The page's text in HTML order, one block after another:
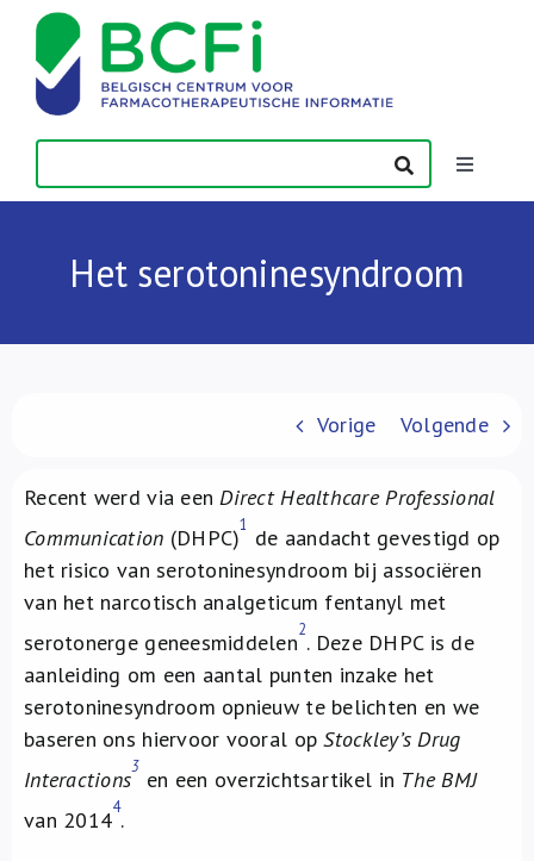
content
Toggle
Over ons
Het serotoninesyndroom
Vorige Volgende
Recent werd via eenDirect Healthcare Professional
Communication (DHPC)1
de aandacht gevestigd op
het risico van serotoninesyndroom bij associëren
van het narcotisch analgeticum fentanyl met
serotonerge geneesmiddelen2. Deze DHPC is de
aanleiding om een aantal punten inzake het
serotoninesyndroom opnieuw te belichten en we
baseren ons hiervoor vooral opStockley’s Drug
Interactions3 en een overzichtsartikel in The BMJ
van 20144.